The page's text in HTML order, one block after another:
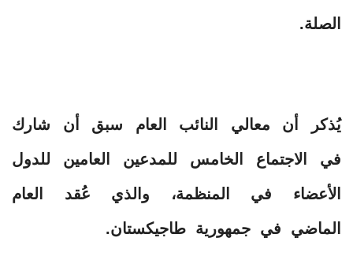
الصلة.
يُذكر أن معالي النائب العام سبق أن شارك
في الاجتماع الخامس للمدعين العامين للدول
الأعضاء في المنظمة، والذي عُقد العام
الماضي في جمهورية طاجيكستان.